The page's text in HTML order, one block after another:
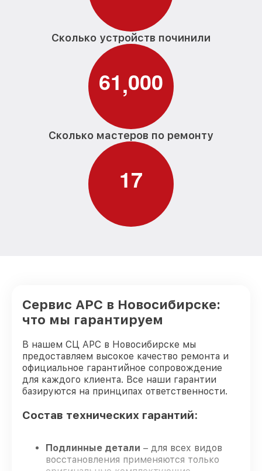
Сколько устройств починили
61,000
Сколько мастеров по ремонту
17
Сервис APC в Новосибирске:
что мы гарантируем
В нашем СЦ APC в Новосибирске мы
предоставляем высокое качество ремонта и
официальное гарантийное сопровождение
для каждого клиента. Все наши гарантии
базируются на принципах ответственности.
Состав технических гарантий:
Подлинные детали – для всех видов
восстановления применяются только